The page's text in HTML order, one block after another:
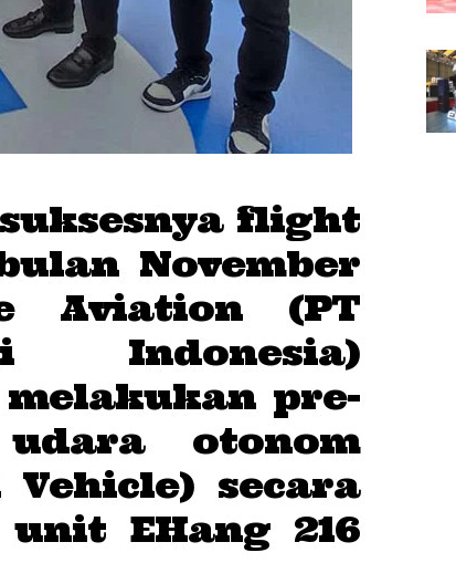
flight
November
Aviation (PT
Indonesia)
pre-
otonom
secara
EHang 216